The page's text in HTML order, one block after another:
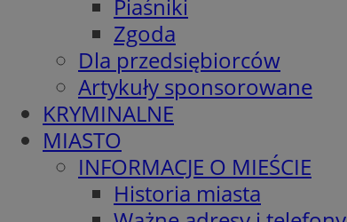
Piaśniki
Zgoda
Dla przedsiębiorców
Artykuły sponsorowane
KRYMINALNE
MIASTO
INFORMACJE O MIEŚCIE
Historia miasta